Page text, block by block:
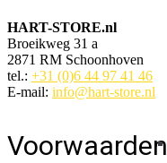
HART-STORE.nl
Broeikweg 31 a
2871 RM Schoonhoven
tel.: +31 (0)6 44 97 41 46
E-mail: info@hart-store.nl
Voorwaarden